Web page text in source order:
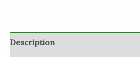
Description